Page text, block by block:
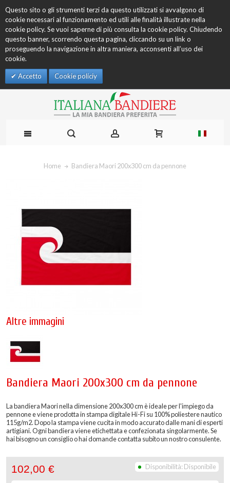
Questo sito o gli strumenti terzi da questo utilizzati si avvalgono di
cookie necessari al funzionamento ed utili alle finalità illustrate nella
cookie policy. Se vuoi saperne di più consulta la cookie policy. Chiudendo
questo banner, scorrendo questa pagina, cliccando su un link o
proseguendo la navigazione in altra maniera, acconsenti all’uso dei
cookie.
Accetto Cookie policiy
Home Bandiera Maori 200x300 cm da pennone
Altre immagini
Bandiera Maori 200x300 cm da pennone
La bandiera Maori nella dimensione 200x300 cm è ideale per l'impiego da
pennone e viene prodotta in stampa digitale Hi-Fi su 100% poliestere nautico
115g/m2. Dopo la stampa viene cucita in modo accurato dalle mani di esperti
artigiani. Ogni bandiera viene etichettata e confezionata singolarmente. Se
hai bisogno un consiglio o hai domande contatta subito un nostro consulente.
Disponibilità: Disponibile
102,00 €